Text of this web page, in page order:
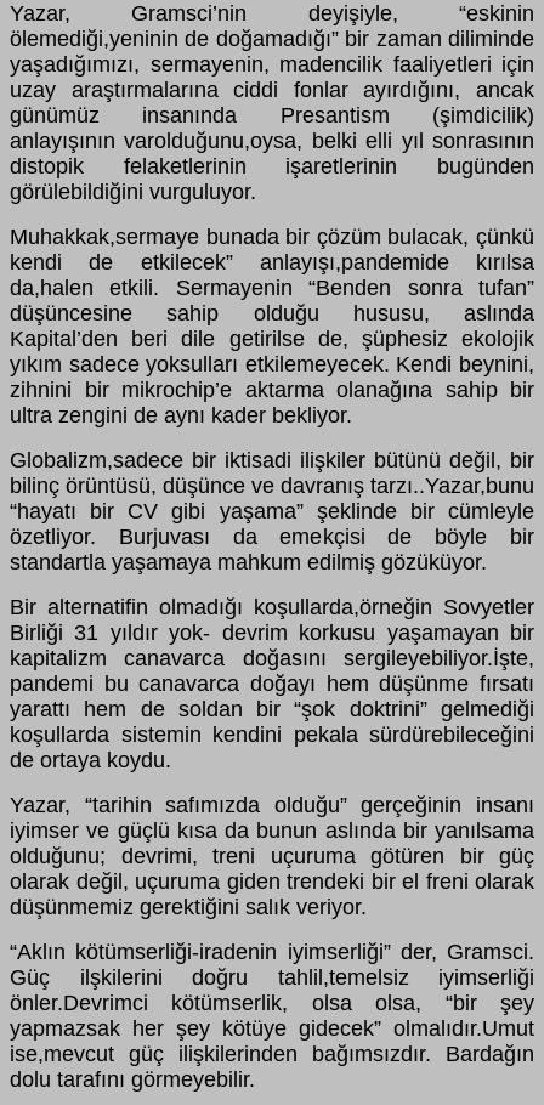
Yazar, Gramsci’nin deyişiyle, “eskinin
ölemediği,yeninin de doğamadığı” bir zaman diliminde
yaşadığımızı, sermayenin, madencilik faaliyetleri için
uzay araştırmalarına ciddi fonlar ayırdığını, ancak
günümüz insanında Presantism (şimdicilik)
anlayışının varolduğunu,oysa, belki elli yıl sonrasının
distopik felaketlerinin işaretlerinin bugünden
görülebildiğini vurguluyor.
Muhakkak,sermaye bunada bir çözüm bulacak, çünkü
kendi de etkilecek” anlayışı,pandemide kırılsa
da,halen etkili. Sermayenin “Benden sonra tufan”
düşüncesine sahip olduğu hususu, aslında
Kapital’den beri dile getirilse de, şüphesiz ekolojik
yıkım sadece yoksulları etkilemeyecek. Kendi beynini,
zihnini bir mikrochip’e aktarma olanağına sahip bir
ultra zengini de aynı kader bekliyor.
Globalizm,sadece bir iktisadi ilişkiler bütünü değil, bir
bilinç örüntüsü, düşünce ve davranış tarzı..Yazar,bunu
“hayatı bir CV gibi yaşama” şeklinde bir cümleyle
özetliyor. Burjuvası da emekçisi de böyle bir
standartla yaşamaya mahkum edilmiş gözüküyor.
Bir alternatifin olmadığı koşullarda,örneğin Sovyetler
Birliği 31 yıldır yok- devrim korkusu yaşamayan bir
kapitalizm canavarca doğasını sergileyebiliyor.İşte,
pandemi bu canavarca doğayı hem düşünme fırsatı
yarattı hem de soldan bir “şok doktrini” gelmediği
koşullarda sistemin kendini pekala sürdürebileceğini
de ortaya koydu.
Yazar, “tarihin safımızda olduğu” gerçeğinin insanı
iyimser ve güçlü kısa da bunun aslında bir yanılsama
olduğunu; devrimi, treni uçuruma götüren bir güç
olarak değil, uçuruma giden trendeki bir el freni olarak
düşünmemiz gerektiğini salık veriyor.
“Aklın kötümserliği-iradenin iyimserliği” der, Gramsci.
Güç ilşkilerini doğru tahlil,temelsiz iyimserliği
önler.Devrimci kötümserlik, olsa olsa, “bir şey
yapmazsak her şey kötüye gidecek” olmalıdır.Umut
ise,mevcut güç ilişkilerinden bağımsızdır. Bardağın
dolu tarafını görmeyebilir.